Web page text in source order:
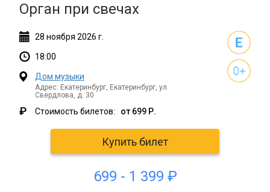
Орган при свечах
28 ноября 2026 г.
18:00
Дом музыки
Адрес: Екатеринбург, Екатеринбург, ул.
Свердлова, д. 30
₽ Стоимость билетов: от 699 Р.
Купить билет
699 - 1 399 ₽